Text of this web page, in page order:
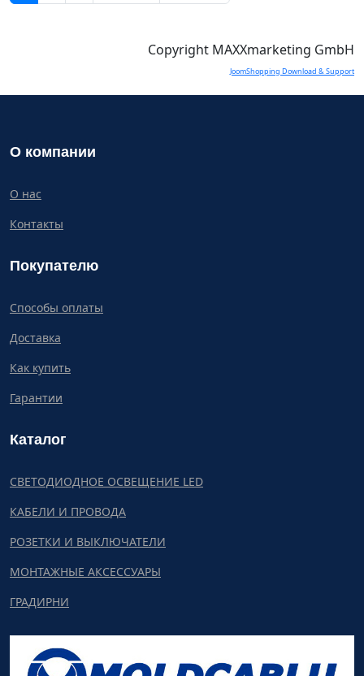
Copyright MAXXmarketing GmbH
JoomShopping Download & Support
О компании
О нас
Контакты
Покупателю
Способы оплаты
Доставка
Как купить
Гарантии
Каталог
СВЕТОДИОДНОЕ ОСВЕЩЕНИЕ LED
КАБЕЛИ И ПРОВОДА
РОЗЕТКИ И ВЫКЛЮЧАТЕЛИ
МОНТАЖНЫЕ АКСЕССУАРЫ
ГРАДИРНИ